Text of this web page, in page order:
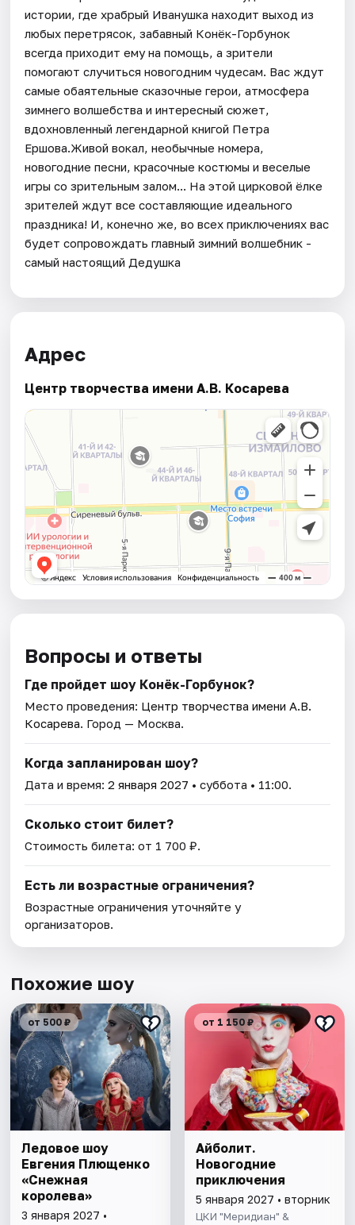
истории, где храбрый Иванушка находит выход из
любых перетрясок, забавный Конёк-Горбунок
всегда приходит ему на помощь, а зрители
помогают случиться новогодним чудесам. Вас ждут
самые обаятельные сказочные герои, атмосфера
зимнего волшебства и интересный сюжет,
вдохновленный легендарной книгой Петра
Ершова.Живой вокал, необычные номера,
новогодние песни, красочные костюмы и веселые
игры со зрительным залом... На этой цирковой ёлке
зрителей ждут все составляющие идеального
праздника! И, конечно же, во всех приключениях вас
будет сопровождать главный зимний волшебник -
самый настоящий Дедушка
Адрес
Центр творчества имени А.В. Косарева
Вопросы и ответы
Где пройдет шоу Конёк-Горбунок?
Место проведения: Центр творчества имени А.В.
Косарева. Город — Москва.
Когда запланирован шоу?
Дата и время:2 января 2027 • суббота • 11:00.
Сколько стоит билет?
Стоимость билета: от 1 700 ₽.
Есть ли возрастные ограничения?
Возрастные ограничения уточняйте у
организаторов.
Похожие шоу
от 500 ₽
Ледовое шоу
Евгения Плющенко
«Снежная
королева»
3 января 2027 •
от 1 150 ₽
Айболит.
Новогодние
приключения
5 января 2027 • вторник
ЦКИ "Меридиан" &